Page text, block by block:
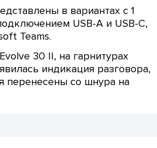
в вариантах с 1
USB-A и USB-C,
Teams.
30 II, на гарнитурах
индикация разговора,
перенесены со шнура на